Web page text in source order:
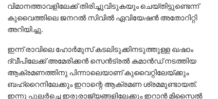
വിമാനത്താവളിലേക്ക് തിരിച്ചുവിടുകയും ചെയ്തിട്ടുണ്ടെന്ന്
കുവൈത്തിലെ ജനറൽ സിവിൽ ഏവിയേഷൻ അതോറിറ്റി
അറിയിച്ചു.
ഇന്ന് രാവിലെ ഹോർമുസ് കടലിടുക്കിനടുത്തുള്ള ഖഷാം
ദ്വീപിലേക്ക് അമേരിക്കൻ സെൻട്രൽ കമാൻഡ് നടത്തിയ
ആക്രമണത്തിനു പിന്നാലെയാണ് കുവൈറ്റിലേയ്ക്കും
ബഹ്റൈനിലേക്കും ഇറാന്റെ ആക്രമണ ശ്രമമുണ്ടായത്.
ഇന്നു പുലർച്ചെ ഇരുരാജ്യങ്ങളിലേക്കും ഇറാൻ മിസൈൽ